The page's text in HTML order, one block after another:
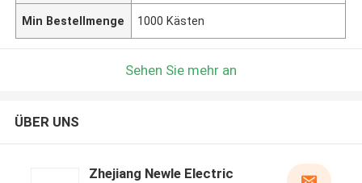
Min Bestellmenge 1000 Kästen
Sehen Sie mehr an
ÜBER UNS
Zhejiang Newle Electric